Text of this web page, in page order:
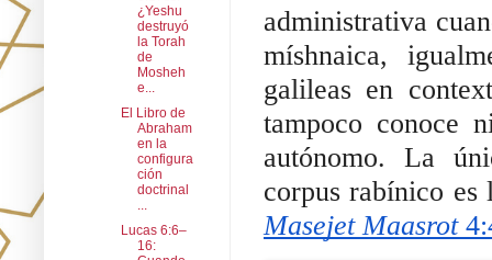
administrativa
míshnaica,
galileas en
tampoco conoce
autónomo. La
corpus rabínico
Masejet Maasrot
¿Yeshu
destruyó
la Torah
de
Mosheh
e...
El Libro de
Abraham
en la
configura
ción
doctrinal
...
Lucas 6:6–
16: